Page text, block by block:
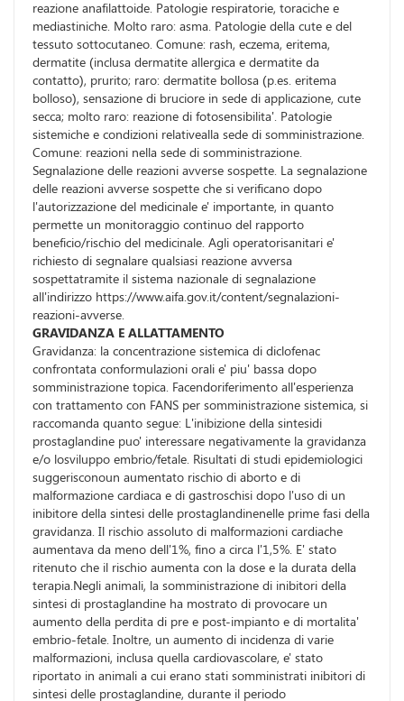
reazione anafilattoide. Patologie respiratorie, toraciche e
mediastiniche. Molto raro: asma. Patologie della cute e del
tessuto sottocutaneo. Comune: rash, eczema, eritema,
dermatite (inclusa dermatite allergica e dermatite da
contatto), prurito; raro: dermatite bollosa (p.es. eritema
bolloso), sensazione di bruciore in sede di applicazione, cute
secca; molto raro: reazione di fotosensibilita'. Patologie
sistemiche e condizioni relativealla sede di somministrazione.
Comune: reazioni nella sede di somministrazione.
Segnalazione delle reazioni avverse sospette. La segnalazione
delle reazioni avverse sospette che si verificano dopo
l'autorizzazione del medicinale e' importante, in quanto
permette un monitoraggio continuo del rapporto
beneficio/rischio del medicinale. Agli operatorisanitari e'
richiesto di segnalare qualsiasi reazione avversa
sospettatramite il sistema nazionale di segnalazione
all'indirizzo https://www.aifa.gov.it/content/segnalazioni-
reazioni-avverse.
GRAVIDANZA E ALLATTAMENTO
Gravidanza: la concentrazione sistemica di diclofenac
confrontata conformulazioni orali e' piu' bassa dopo
somministrazione topica. Facendoriferimento all'esperienza
con trattamento con FANS per somministrazione sistemica, si
raccomanda quanto segue: L'inibizione della sintesidi
prostaglandine puo' interessare negativamente la gravidanza
e/o losviluppo embrio/fetale. Risultati di studi epidemiologici
suggerisconoun aumentato rischio di aborto e di
malformazione cardiaca e di gastroschisi dopo l'uso di un
inibitore della sintesi delle prostaglandinenelle prime fasi della
gravidanza. Il rischio assoluto di malformazioni cardiache
aumentava da meno dell'1%, fino a circa l'1,5%. E' stato
ritenuto che il rischio aumenta con la dose e la durata della
terapia.Negli animali, la somministrazione di inibitori della
sintesi di prostaglandine ha mostrato di provocare un
aumento della perdita di pre e post-impianto e di mortalita'
embrio-fetale. Inoltre, un aumento di incidenza di varie
malformazioni, inclusa quella cardiovascolare, e' stato
riportato in animali a cui erano stati somministrati inibitori di
sintesi delle prostaglandine, durante il periodo